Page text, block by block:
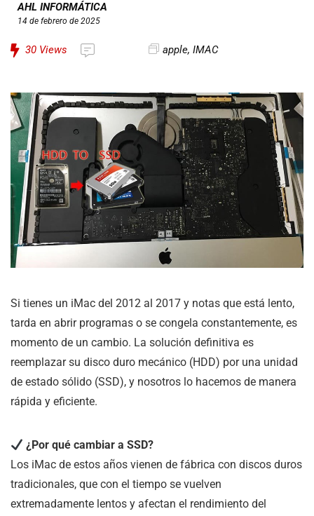
AHL INFORMÁTICA
14 de febrero de 2025
30 Views apple, IMAC
Si tienes un iMac del 2012 al 2017 y notas que está lento,
tarda en abrir programas o se congela constantemente, es
momento de un cambio. La solución definitiva es
reemplazar su disco duro mecánico (HDD) por una unidad
de estado sólido (SSD), y nosotros lo hacemos de manera
rápida y eficiente.
¿Por qué cambiar a SSD?
Los iMac de estos años vienen de fábrica con discos duros
tradicionales, que con el tiempo se vuelven
extremadamente lentos y afectan el rendimiento del